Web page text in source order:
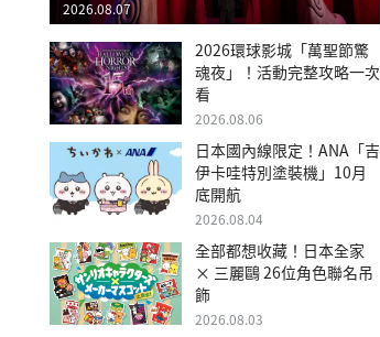
2026.08.07
2026環球影城「萬聖節驚
魂夜」！活動完整攻略一次
看
2026.08.06
日本國內線限定！ANA「吉
伊卡哇特別塗裝機」10月
底開航
2026.08.04
全部都想收藏！日本全家
× 三麗鷗 26位角色聯名吊
飾
2026.08.03